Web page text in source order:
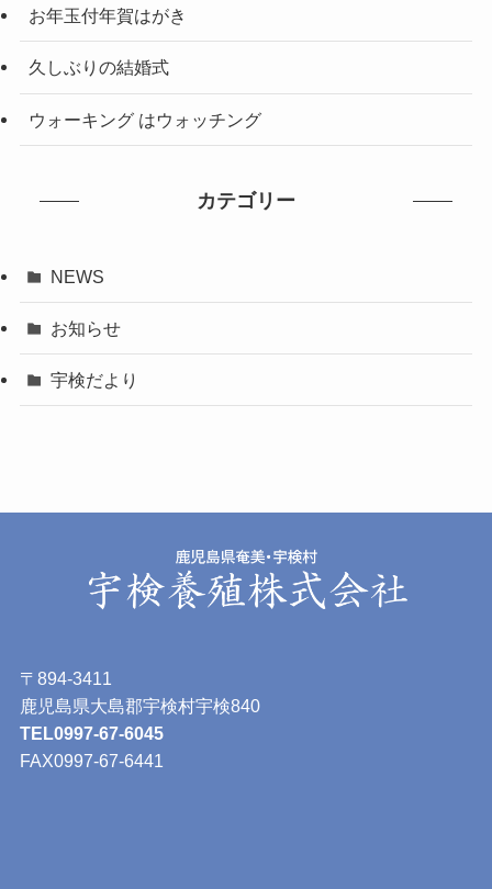
お年玉付年賀はがき
久しぶりの結婚式
ウォーキング はウォッチング
カテゴリー
NEWS
お知らせ
宇検だより
〒894-3411
鹿児島県大島郡宇検村宇検840
TEL0997-67-6045
FAX0997-67-6441